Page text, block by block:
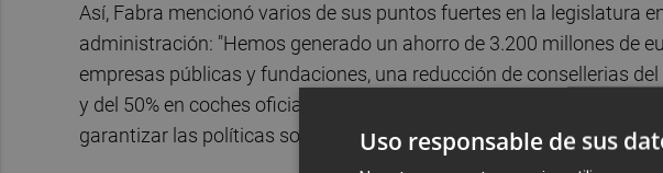
Así, Fabra mencionó varios de sus puntos fuertes en la legislatura
administración: "Hemos generado un ahorro de 3.200 millones de
empresas públicas y fundaciones, una reducción de consellerias
y del 50% en coches oficiales. Además, en plena crisis hemos
garantizar las políticas sociales". Uso responsable de sus